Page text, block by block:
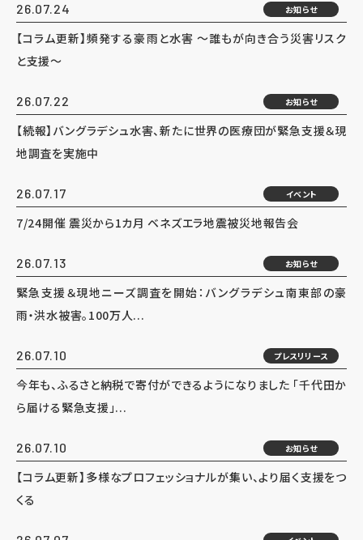
26.07.24 お知らせ
【コラム更新】頻発する豪雨と水害 ～誰もが向き合う災害リスク
と支援～
26.07.22 お知らせ
【続報】バングラデシュ水害、新たに世界の医療団が緊急支援＆現
地調査を実施中
26.07.17 イベント
7/24開催 震災から1カ月 ベネズエラ地震被災地報告会
26.07.13 お知らせ
緊急支援＆現地ニーズ調査を開始：バングラデシュ南東部の豪
雨・洪水被害。100万人...
26.07.10 プレスリリース
今年も、ふるさと納税で寄付ができるようになりました 「千代田か
ら届ける緊急支援」...
26.07.10 お知らせ
【コラム更新】多様なプロフェッショナルが集い、より届く支援をつ
くる